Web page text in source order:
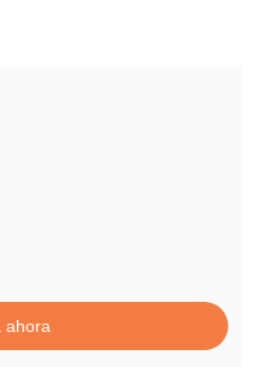
ahora